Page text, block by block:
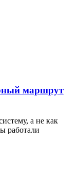
маршрут
а не как
работали